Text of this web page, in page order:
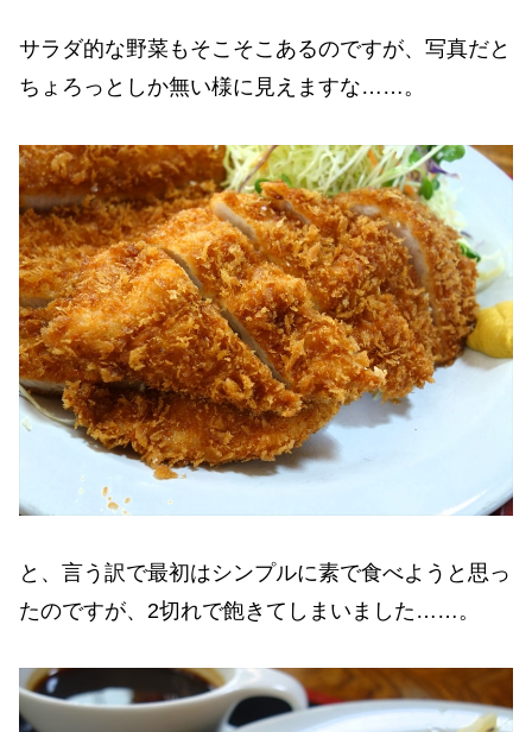
サラダ的な野菜もそこそこあるのですが、写真だと
ちょろっとしか無い様に見えますな……。
と、言う訳で最初はシンプルに素で食べようと思っ
たのですが、2切れで飽きてしまいました……。